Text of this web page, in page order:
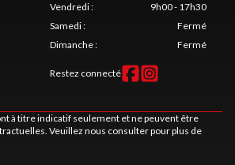
Vendredi:
9h00 - 17h30
Samedi:
Fermé
Dimanche: Fermé
Restez connecté
à titre indicatif seulement et ne peuvent être
Veuillez nous consulter pour plus de